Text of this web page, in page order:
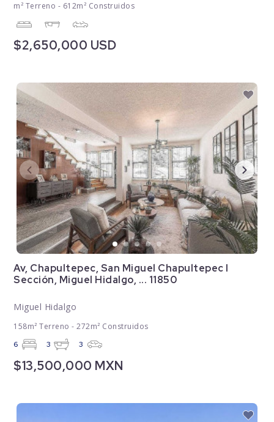
m² Terreno - 612m² Construidos
$2,650,000 USD
Av, Chapultepec, San Miguel Chapultepec I
Sección, Miguel Hidalgo, ... 11850
Miguel Hidalgo
158m² Terreno - 272m² Construidos
6 3 3
$13,500,000 MXN